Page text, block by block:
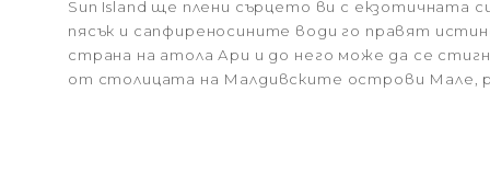
Sun Island ще плени сърцето ви с екзотичната
пясък и сапфиреносините води го правят
страна на атола Ари и до него може да се
от столицата на Малдивските острови Мале,